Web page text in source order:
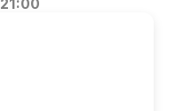
21:00